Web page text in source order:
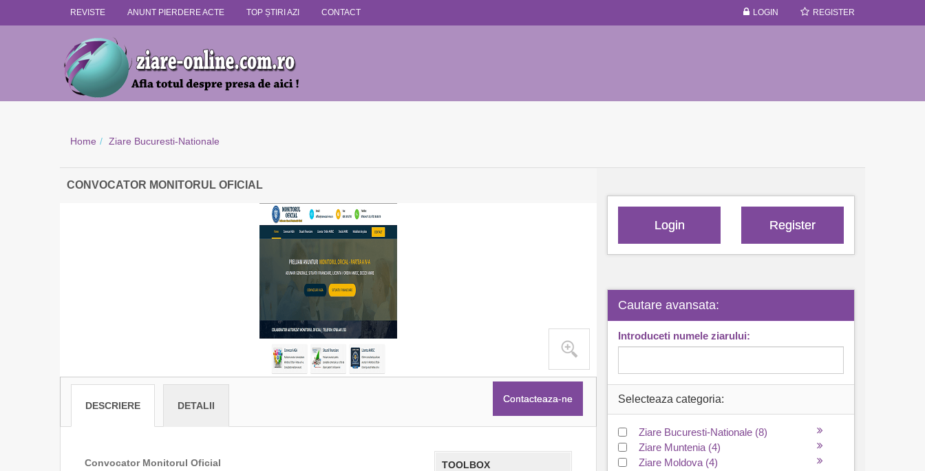
LOGIN REGISTER
REVISTE ANUNT PIERDERE ACTE TOP ȘTIRI AZI CONTACT
Home Ziare Bucuresti-Nationale
CONVOCATOR MONITORUL OFICIAL
Contacteaza-ne
DESCRIERE DETALII
TOOLBOX
Convocator Monitorul Oficial
Login Register
Cautare avansata:
Introduceti numele ziarului:
Selecteaza categoria:
Ziare Bucuresti-Nationale (8)
Ziare Muntenia (4)
Ziare Moldova (4)